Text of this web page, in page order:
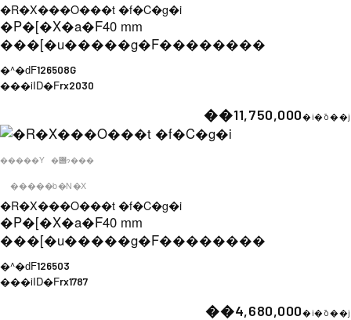
�R�X���O���t �f�C�g�i
�P�[�X�a�F40 mm
���[�u�����g�F��������
�^�ԁF126508G
���iID�Frx2030
��11,750,000�i�ō��j
�����Y �݌ɂ���
�����b�N�X
�R�X���O���t �f�C�g�i
�P�[�X�a�F40 mm
���[�u�����g�F��������
�^�ԁF126503
���iID�Frx1787
��4,680,000�i�ō��j